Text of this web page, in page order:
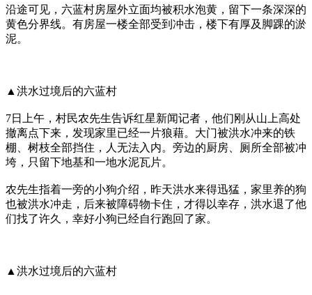
沿途可见，六蓝村房屋外立面均被积水泡黄，留下一条深深的
黄色分界线。有房屋一楼全部受到冲击，楼下有厚及脚踝的淤
泥。
▲洪水过境后的六蓝村
7日上午，村民农先生告诉红星新闻记者，他们刚从山上高处
撤离点下来，发现家里已经一片狼藉。大门被洪水冲来的铁
棚、树枝全部挡住，人无法入内。旁边的厨房、厕所全部被冲
垮，只留下地基和一地水泥瓦片。
农先生指着一旁的小狗介绍，昨天洪水来得迅猛，家里养的狗
也被洪水冲走，后来被障碍物卡住，才得以幸存，洪水退了他
们找了许久，幸好小狗已经自行跑回了家。
▲洪水过境后的六蓝村